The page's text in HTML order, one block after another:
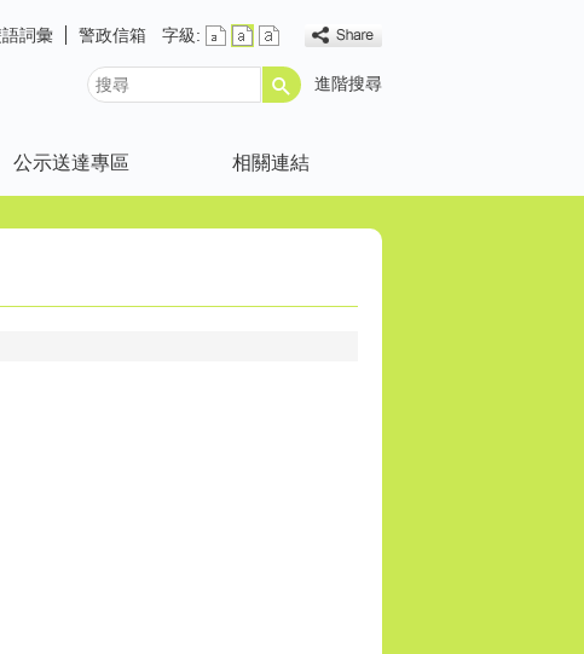
詞彙 警政信箱 字級:
搜
進階搜尋
公示送達專區 相關連結